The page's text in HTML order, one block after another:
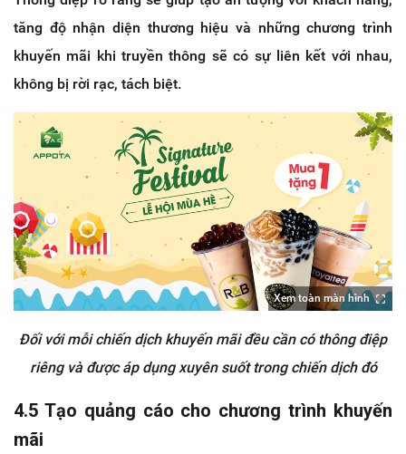
tăng độ nhận diện thương hiệu và những chương trình
khuyến mãi khi truyền thông sẽ có sự liên kết với nhau,
không bị rời rạc, tách biệt.
Xem toàn màn hình
Đối với mỗi chiến dịch khuyến mãi đều cần có thông điệp
riêng và được áp dụng xuyên suốt trong chiến dịch đó
4.5 Tạo quảng cáo cho chương trình khuyến
mãi